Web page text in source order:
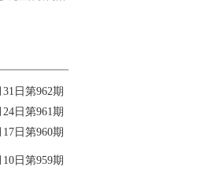
日第962期
日第961期
日第960期
日第959期